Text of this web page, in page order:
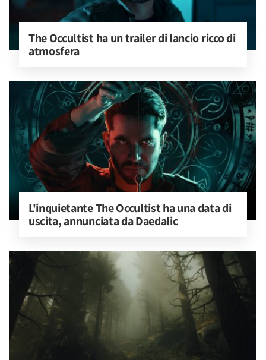
The Occultist ha un trailer di lancio ricco di
atmosfera
L'inquietante The Occultist ha una data di
uscita, annunciata da Daedalic